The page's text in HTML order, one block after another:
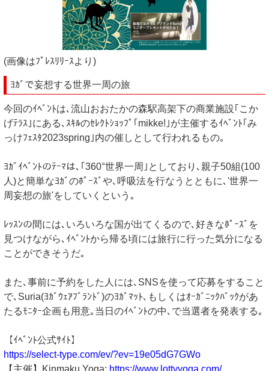
(画像はﾌﾟﾚｽﾘﾘｰｽより)
ﾖｶﾞで妄想する世界一周の旅
今回のｲﾍﾞﾝﾄは､流山おおたかの森駅高架下の商業施設｢こか
げﾃﾗｽ｣にある､ｽｷﾙのｾﾚｸﾄｼｮｯﾌﾟ｢mikke!｣が主催するｲﾍﾞﾝﾄ｢み
っけﾌｪｽﾀ2023spring｣内の催しとして行われるもの｡
ﾖｶﾞｲﾍﾞﾝﾄのﾃｰﾏは､｢360°世界一周｣としており､親子50組(100
人)と簡単なﾖｶﾞのﾎﾟｰｽﾞや､呼吸法を行なうとともに､'世界一
周妄想の旅'をしていくという｡
ﾚｯｽﾝの間には､いろいろな国が出てくるので､好きなﾎﾟｰｽﾞを
見つけながら､ｲﾍﾞﾝﾄから帰る頃には旅行に行った気分になる
ことができそうだ｡
また､事前に予約をした人には､SNSを使って応募をすること
で､Suria(ﾖｶﾞｳｪｱﾌﾞﾗﾝﾄﾞ)のﾖｶﾞﾏｯﾄ､もしくはｵｰｶﾞﾆｯｸﾊﾞｯｸがあ
たるﾓﾆﾀｰ企画も用意｡当日のｲﾍﾞﾝﾄの中､で当選者を発表する｡
【ｲﾍﾞﾝﾄ公式ｻｲﾄ】
https://select-type.com/ev/?ev=19e05dG7GWo
【主催】Kinmaku.Yoga: https://www.lottyyoga.com/